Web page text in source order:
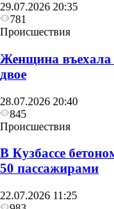
29.07.2026 20:35
781
Происшествия
Женщина въехала
двое
28.07.2026 20:40
845
Происшествия
В Кузбассе
50 пассажирами
22.07.2026 11:25